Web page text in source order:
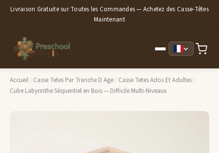
Livraison Gratuite sur Toutes les Commandes — Achetez des Casse-Têtes
Maintenant
Accueil/ Casse Tetes Par Tranche D Age/ Casse Tetes Ados Et Adultes/
Cube Labyrinthe Séquentiel en Bois — Difficile Multi-Niveaux